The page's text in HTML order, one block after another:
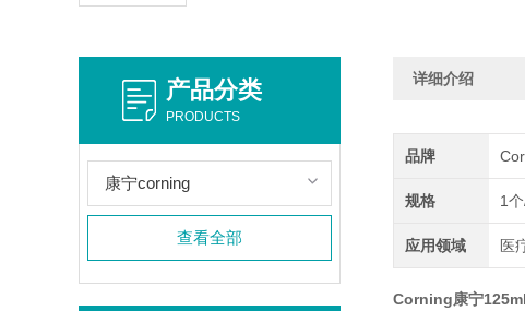
产品分类
PRODUCTS
康宁corning
查看全部
详细介绍
品牌
规格 1
应用领域 医
Corning康宁